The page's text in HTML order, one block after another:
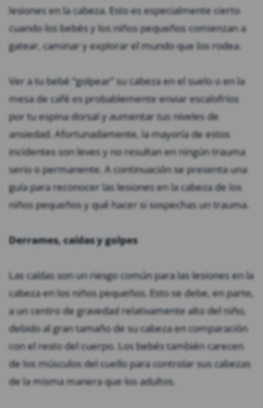
lesiones en la cabeza. Esto es especialmente cierto
cuando los bebés y los niños pequeños comienzan a
gatear, caminar y explorar el mundo que los rodea.
Ver a tu bebé “golpear” su cabeza en el suelo o en la
mesa de café es probablemente enviar escalofríos
por tu espina dorsal y aumentar tus niveles de
ansiedad. Afortunadamente, la mayoría de estos
incidentes son leves y no resultan en ningún trauma
serio o permanente. A continuación se presenta una
guía para reconocer las lesiones en la cabeza de los
niños pequeños y qué hacer si sospechas un trauma.
Derrames, caídas y golpes
Las caídas son un riesgo común para las lesiones en la
cabeza en los niños pequeños. Esto se debe, en parte,
a un centro de gravedad relativamente alto del niño,
debido al gran tamaño de su cabeza en comparación
con el resto del cuerpo. Los bebés también carecen
de los músculos del cuello para controlar sus cabezas
de la misma manera que los adultos.